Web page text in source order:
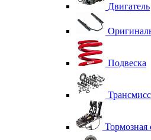
Двигатель
Подвеска
Тормозная